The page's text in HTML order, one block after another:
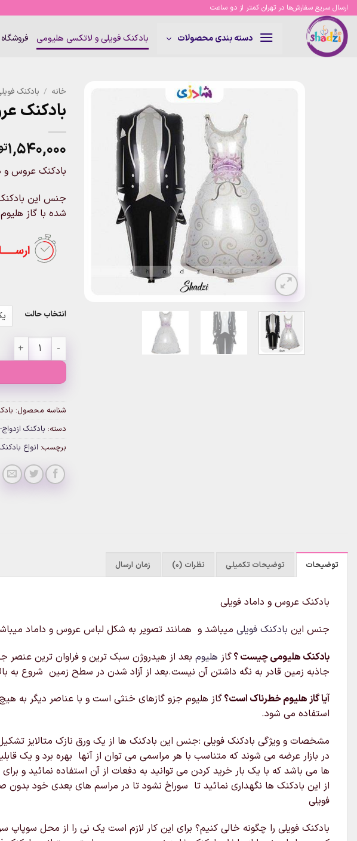
Skip
content
ارسال سریع سفارش‌ها در تهران کمتر از دو ساعت
دسته بندی محصولات بادکنک فویلی و لاتکسی هلیومی فروشگاه
خانه / بادکنک
بادکنک
۱,۵۴۰,۰۰۰
بادکنک عروس و
جنس این
شده با گاز
انتخاب حالت
بادکنک عروس و
شناسه محصول:
دسته: بادکنک
برچسب: انواع
توضیحات توضیحات تکمیلی نظرات (0) زمان ارسال
بادکنک عروس و داماد فویلی
جنس این بادکنک فویلی میباشد و همانند تصویر به شکل لباس عروس و داماد
بادکنک هلیومی چیست ؟گاز هلیوم بعد از هیدروژن سبک‌ ترین و فراوان‌ ترین
جاذبه زمین قادر به نگه داشتن آن نیست.بعد از آزاد شدن در سطح زمین شروع به
آیا گاز هلیوم خطرناک است؟گاز هلیوم جزو گازهای خنثی است و با عناصر دیگر به
استفاده می شود.
مشخصات و ویژگی بادکنک فویلی :جنس این بادکنک ها از یک ورق نازک متالایز
در بازار عرضه می شوند که متناسب با هر مراسمی می توان از آنها بهره برد و یک
ها می باشد که با یک بار خرید کردن می توانید به دفعات از آن استفاده نمائید و
از این بادکنک ها نگهداری نمائید تا سوراخ نشود تا در مراسم های بعدی خود بدون
فویلی
بادکنک فویلی را چگونه خالی کنیم؟ برای این کار لازم است یک نی را از محل